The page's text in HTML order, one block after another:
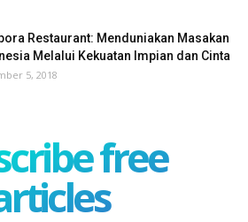
Restaurant: Menduniakan Masakan
Melalui Kekuatan Impian dan Cinta
5, 2018
free